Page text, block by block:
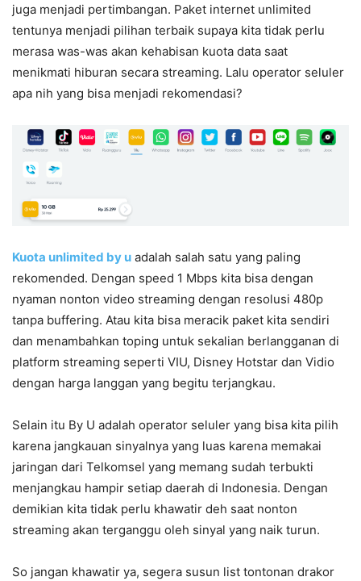
juga menjadi pertimbangan. Paket internet unlimited
tentunya menjadi pilihan terbaik supaya kita tidak perlu
merasa was-was akan kehabisan kuota data saat
menikmati hiburan secara streaming. Lalu operator seluler
apa nih yang bisa menjadi rekomendasi?
Kuota unlimited by u adalah salah satu yang paling
rekomended. Dengan speed 1 Mbps kita bisa dengan
nyaman nonton video streaming dengan resolusi 480p
tanpa buffering. Atau kita bisa meracik paket kita sendiri
dan menambahkan toping untuk sekalian berlangganan di
platform streaming seperti VIU, Disney Hotstar dan Vidio
dengan harga langgan yang begitu terjangkau.
Selain itu By U adalah operator seluler yang bisa kita pilih
karena jangkauan sinyalnya yang luas karena memakai
jaringan dari Telkomsel yang memang sudah terbukti
menjangkau hampir setiap daerah di Indonesia. Dengan
demikian kita tidak perlu khawatir deh saat nonton
streaming akan terganggu oleh sinyal yang naik turun.
So jangan khawatir ya, segera susun list tontonan drakor